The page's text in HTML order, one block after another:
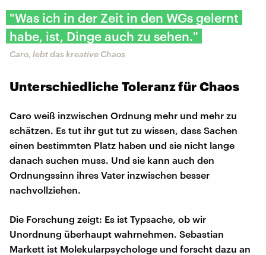
"Was ich in der Zeit in den WGs gelernt
habe, ist, Dinge auch zu sehen."
Caro, lebt das kreative Chaos
Unterschiedliche Toleranz für Chaos
Caro weiß inzwischen Ordnung mehr und mehr zu
schätzen. Es tut ihr gut tut zu wissen, dass Sachen
einen bestimmten Platz haben und sie nicht lange
danach suchen muss. Und sie kann auch den
Ordnungssinn ihres Vater inzwischen besser
nachvollziehen.
Die Forschung zeigt: Es ist Typsache, ob wir
Unordnung überhaupt wahrnehmen. Sebastian
Markett ist Molekularpsychologe und forscht dazu an